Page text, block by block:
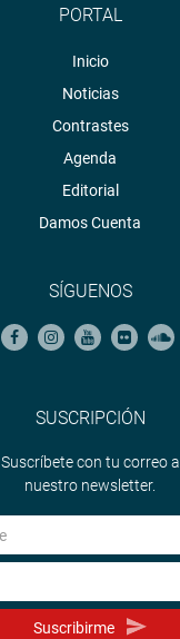
PORTAL
Inicio
Noticias
Contrastes
Agenda
Editorial
Damos Cuenta
SÍGUENOS
SUSCRIPCIÓN
Suscríbete con tu correo a
nuestro newsletter.
Suscribirme